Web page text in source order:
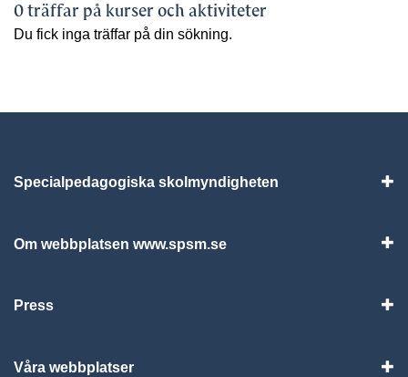
0 träffar på kurser och aktiviteter
Du fick inga träffar på din sökning.
Specialpedagogiska skolmyndigheten
Om webbplatsen www.spsm.se
Press
Våra webbplatser